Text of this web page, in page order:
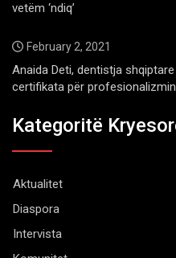
vetëm ‘ndiq’
February 2, 2021
Anaida Deti, dentistja
certifikata për profesionalizmin
Kategoritë
Aktualitet
Diaspora
Intervista